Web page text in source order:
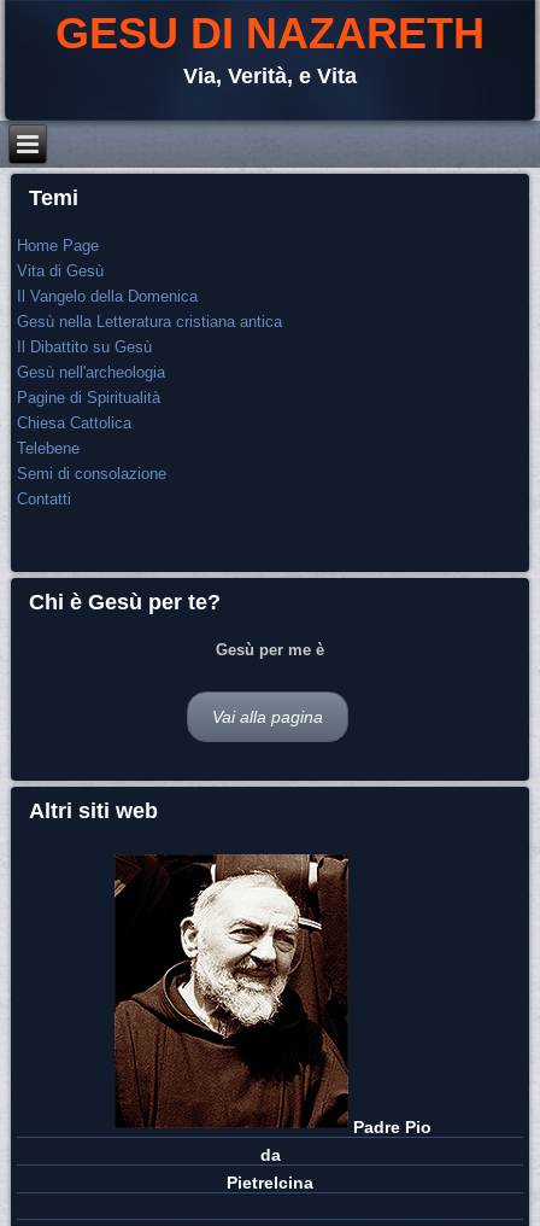
GESU DI NAZARETH
Via, Verità, e Vita
Temi
Home Page
Vita di Gesù
Il Vangelo della Domenica
Gesù nella Letteratura cristiana antica
Il Dibattito su Gesù
Gesù nell'archeologia
Pagine di Spiritualità
Chiesa Cattolica
Telebene
Semi di consolazione
Contatti
Chi è Gesù per te?
Gesù per me è
Vai alla pagina
Altri siti web
Padre Pio
da
Pietrelcina